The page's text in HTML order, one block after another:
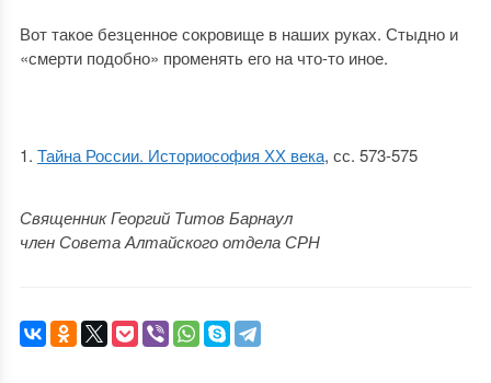
Вот такое безценное сокровище в наших руках. Стыдно и
«смерти подобно» променять его на что-то иное.
Тайна России. Историософия ХХ века, сс. 573-575
Священник Георгий Титов Барнаул
член Совета Алтайского отдела СРН